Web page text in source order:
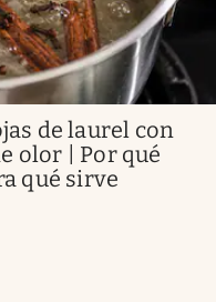
de laurel con
olor | Por qué
qué sirve